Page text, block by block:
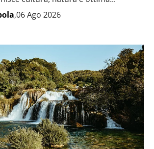
,06 Ago 2026